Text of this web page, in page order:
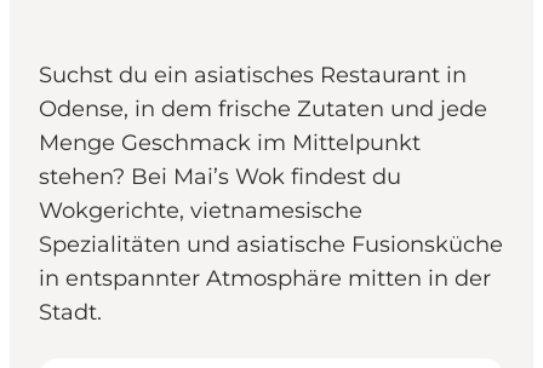
Suchst du ein asiatisches Restaurant in
Odense, in dem frische Zutaten und jede
Menge Geschmack im Mittelpunkt
stehen? Bei Mai’s Wok findest du
Wokgerichte, vietnamesische
Spezialitäten und asiatische Fusionsküche
in entspannter Atmosphäre mitten in der
Stadt.